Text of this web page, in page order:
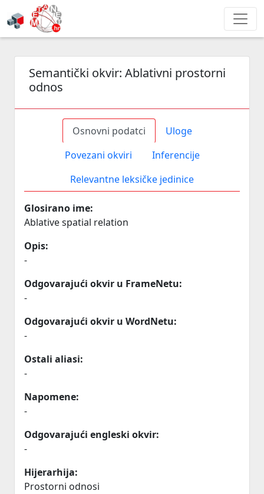
Semantički okvir: Ablativni prostorni
odnos
Osnovni podatci
Uloge
Povezani okviri
Inferencije
Relevantne leksičke jedinice
Glosirano ime:
Ablative spatial relation
Opis:
-
Odgovarajući okvir u FrameNetu:
-
Odgovarajući okvir u WordNetu:
-
Ostali aliasi:
-
Napomene:
-
Odgovarajući engleski okvir:
-
Hijerarhija:
Prostorni odnosi